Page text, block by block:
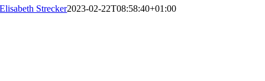
Elisabeth Strecker2023-02-22T08:58:40+01:00